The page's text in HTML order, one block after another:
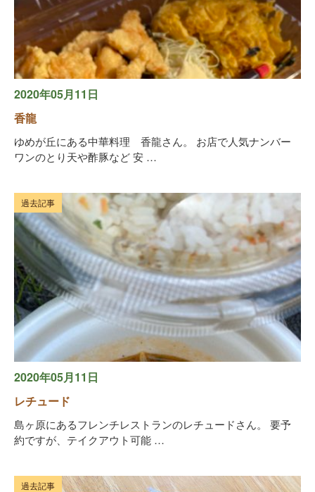
2020年05月11日
香龍
ゆめが丘にある中華料理 香龍さん。 お店で人気ナンバー
ワンのとり天や酢豚など 安 …
過去記事
2020年05月11日
レチュード
島ヶ原にあるフレンチレストランのレチュードさん。 要予
約ですが、テイクアウト可能 …
過去記事